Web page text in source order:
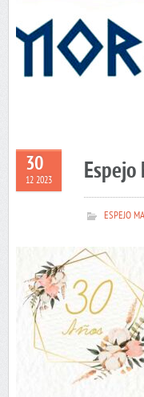
30
12 2023 Espejo
ESPEJO